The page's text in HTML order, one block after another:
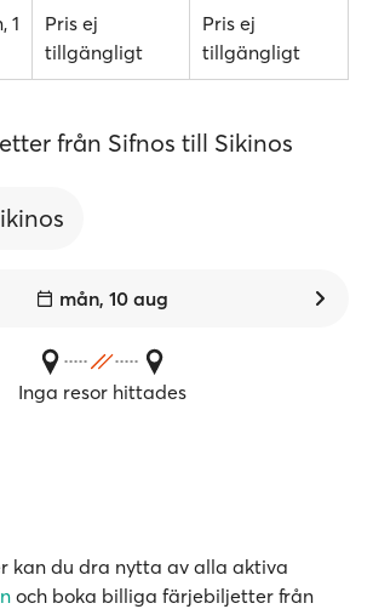
1
Pris ej
tillgängligt
Pris ej
tillgängligt
från Sifnos till Sikinos
mån, 10 aug
Inga resor hittades
kan du dra nytta av alla aktiva
och boka billiga färjebiljetter från